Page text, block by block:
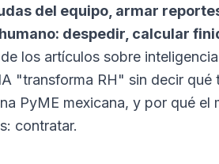
del equipo, armar
despedir, calcular
los artículos sobre
"transforma RH" sin decir
PyME mexicana, y por qué el
contratar.